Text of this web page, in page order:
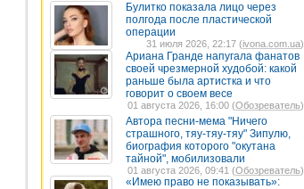
Булитко показала лицо через
полгода после пластической
операции
31 июля 2026, 22:17 (ivona.com.ua)
Ариана Гранде напугала фанатов
своей чрезмерной худобой: какой
раньше была артистка и что
говорит о своем весе
01 августа 2026, 16:00 (Обозреватель)
Автора песни-мема "Ничего
страшного, тяу-тяу-тяу" Зипулю,
биография которого "окутана
тайной", мобилизовали
01 августа 2026, 09:41 (Обозреватель)
«Имею право не показывать»: